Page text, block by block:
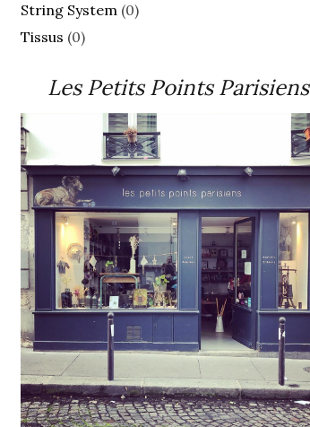
String System (0)
Tissus (0)
Les Petits Points Parisiens